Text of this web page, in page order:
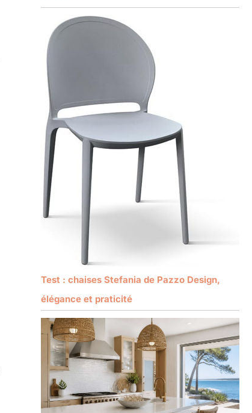
Test : chaises Stefania de Pazzo Design,
élégance et praticité